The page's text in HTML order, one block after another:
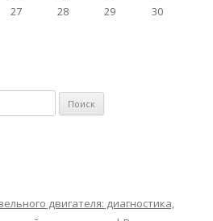
27 28 29
30
двигателя: диагностика,